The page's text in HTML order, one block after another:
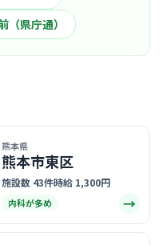
（県庁通）
熊本県
熊本市東区
施設数 43件時給 1,300円
内科が多め →